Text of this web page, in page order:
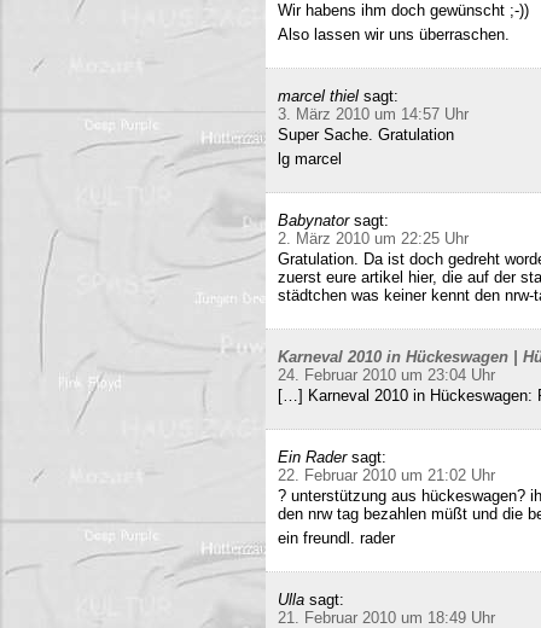
Wir habens ihm doch gewünscht ;-))
Also lassen wir uns überraschen.
marcel thiel sagt:
3. März 2010 um 14:57 Uhr
Super Sache. Gratulation
lg marcel
Babynator sagt:
2. März 2010 um 22:25 Uhr
Gratulation. Da ist doch gedreht
zuerst eure artikel hier, die auf der
städtchen was keiner kennt den nrw-
Karneval 2010 in Hückeswagen |
24. Februar 2010 um 23:04 Uhr
[…] Karneval 2010 in Hückeswagen:
Ein Rader sagt:
22. Februar 2010 um 21:02 Uhr
? unterstützung aus hückeswagen?
den nrw tag bezahlen müßt und die
ein freundl. rader
Ulla sagt:
21. Februar 2010 um 18:49 Uhr